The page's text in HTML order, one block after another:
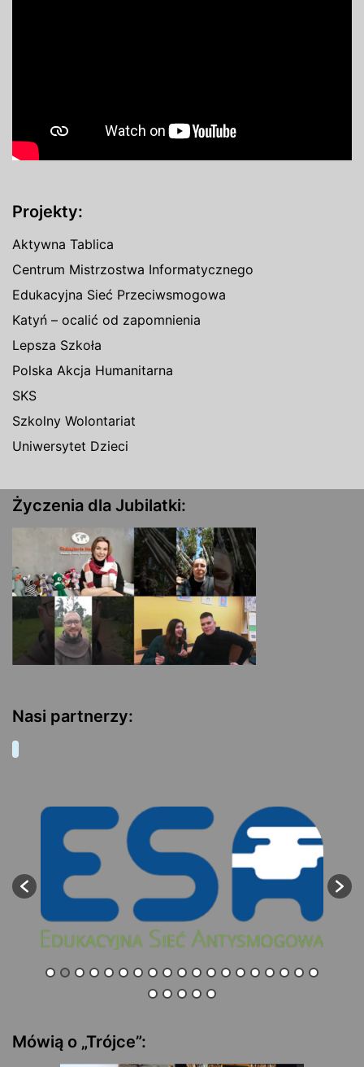
Projekty:
Aktywna Tablica
Centrum Mistrzostwa Informatycznego
Edukacyjna Sieć Przeciwsmogowa
Katyń – ocalić od zapomnienia
Lepsza Szkoła
Polska Akcja Humanitarna
SKS
Szkolny Wolontariat
Uniwersytet Dzieci
Życzenia dla Jubilatki:
Nasi partnerzy:
Mówią o „Trójce”: